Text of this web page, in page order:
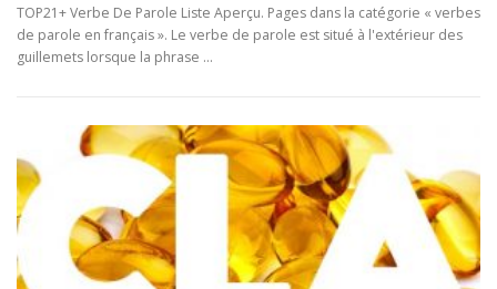
TOP21+ Verbe De Parole Liste Aperçu. Pages dans la catégorie « verbes
de parole en français ». Le verbe de parole est situé à l'extérieur des
guillemets lorsque la phrase …